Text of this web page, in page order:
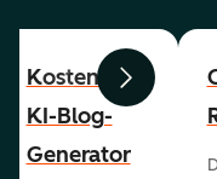
ZurückWeiter
Kostenloser
KI-Blog-
Generator